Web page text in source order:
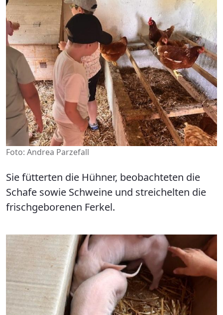
Foto: Andrea Parzefall
Sie fütterten die Hühner, beobachteten die
Schafe sowie Schweine und streichelten die
frischgeborenen Ferkel.